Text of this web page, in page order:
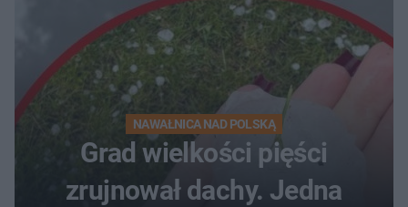
NAWAŁNICA NAD POLSKĄ
Grad wielkości pięści
zrujnował dachy. Jedna